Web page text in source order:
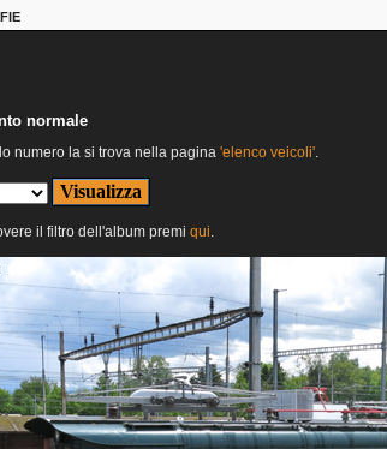
normale
numero la si trova nella pagina 'elenco veicoli'.
il filtro dell'album premi qui.